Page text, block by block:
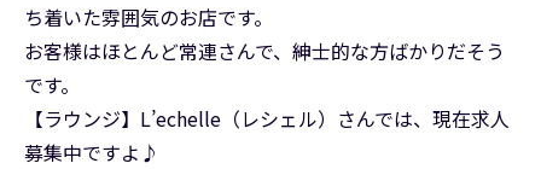
ち着いた雰囲気のお店です。
お客様はほとんど常連さんで、紳士的な方ばかりだそう
です。
【ラウンジ】L’echelle（レシェル）さんでは、現在求人
募集中ですよ♪